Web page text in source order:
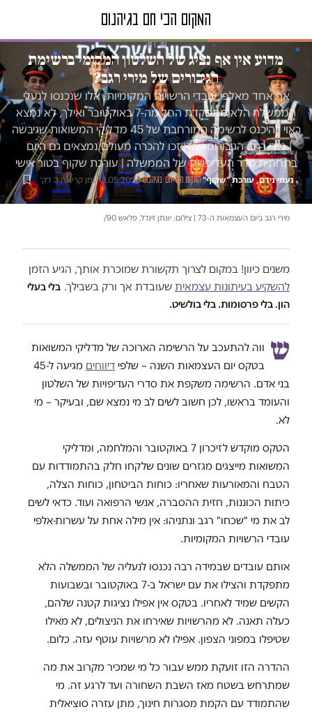
טור דעה
מדוע אין אף נציג של השלטון המקומי ברשימת
הגיבורים של מירי רגב?
אף אחד מאלפי עובדי הרשויות המקומיות, אלו שנכנסו לנעלי
הממשלה הלא מתפקדת החל מה-7 באוקטובר ואילך, לא נמצא
ראוי להיכנס לרשימה המורחבת של 45 מדליקי המשואות שגיבשה
מירי רגב. הגיבורים שלא זכו להכרה מעולם נמצאים גם היום
בתחתית סדר העדיפויות של הממשלה | עורכת שקוף בטור אישי
נעמי נידם, עורכת "שקוף"·המקום הכי חם בגיהנום·
13.05.2024
·זמן קריאה 3 דק׳
מירי רגב ביום העצמאות ה-73 | צילום: יונתן זינדל, פלאש 90/
משנים כיוון! במקום לצרוך תקשורת שמוכרת אותך, הגיע הזמן
להשקיע בעיתונות עצמאית שעובדת אך ורק בשבילך. בלי בעלי
הון. בלי פרסומות. בלי בולשיט.
ש ווה להתעכב על הרשימה הארוכה של מדליקי המשואות
בטקס יום העצמאות השנה – שלפי דיווחים
מגיעה ל-45
בני אדם. הרשימה משקפת את סדרי העדיפויות של השלטון
והעומד בראשו, לכן חשוב לשים לב מי נמצא שם, ובעיקר – מי
לא.
הטקס מוקדש לזיכרון 7 באוקטובר והמלחמה, ומדליקי
המשואות מייצגים מגזרים שונים שלקחו חלק בהתמודדות עם
הטבח והמאורעות שאחריו: כוחות הביטחון, כוחות הצלה,
כיתות הכוננות, חזית ההסברה, אנשי הרפואה ועוד. כדאי לשים
לב את מי "שכחו" רגב ונתניהו: אין מילה אחת על עשרות-אלפי
עובדי הרשויות המקומיות.
אותם עובדים שבמידה רבה נכנסו לנעליה של הממשלה הלא
מתפקדת והצילו את עם ישראל ב-7 באוקטובר ובשבועות
הקשים שמיד לאחריו. בטקס אין אפילו נציגות קטנה שלהם,
כעלה תאנה. לא מהרשויות שאירחו את הניצולים, לא מאילו
שטיפלו במפוני הצפון. אפילו לא מרשויות עוטף עזה. כלום.
ההדרה הזו זועקת ממש עבור כל מי שמכיר מקרוב את מה
שמתרחש בשטח מאז השבת השחורה ועד לרגע זה. מי
שהתמודד עם הקמת מסגרות חינוך, מתן עזרה סוציאלית